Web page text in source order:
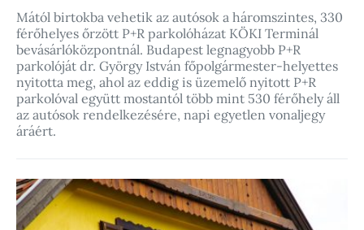
Mától birtokba vehetik az autósok a háromszintes, 330
férőhelyes őrzött P+R parkolóházat KÖKI Terminál
bevásárlóközpontnál. Budapest legnagyobb P+R
parkolóját dr. György István főpolgármester-helyettes
nyitotta meg, ahol az eddig is üzemelő nyitott P+R
parkolóval együtt mostantól több mint 530 férőhely áll
az autósok rendelkezésére, napi egyetlen vonaljegy
áráért.